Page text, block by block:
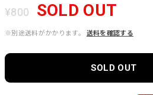
¥800 SOLD OUT
※別途送料がかかります。 送料を確認する
SOLD OUT